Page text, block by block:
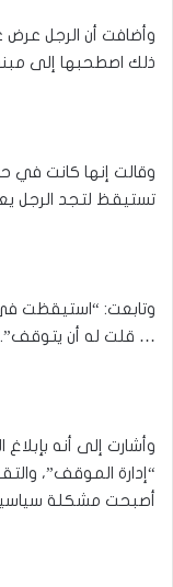
وأضافت أن الرجل عرض
ذلك اصطحبها إلى
وقالت إنها كانت في
تستيقظ لتجد الرجل
وتابعت: “استيقظت
… قلت له أن يتوقف”.
وأشارت إلى أنه
“إدارة الموقف”،
أصبحت مشكلة